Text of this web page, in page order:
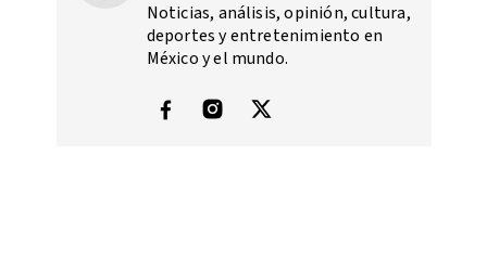
Noticias, análisis, opinión, cultura,
deportes y entretenimiento en
México y el mundo.